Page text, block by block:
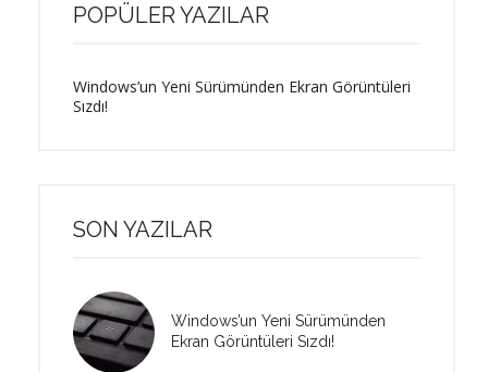
POPÜLER YAZILAR
Windows’un Yeni Sürümünden Ekran Görüntüleri
Sızdı!
SON YAZILAR
Windows’un Yeni Sürümünden
Ekran Görüntüleri Sızdı!